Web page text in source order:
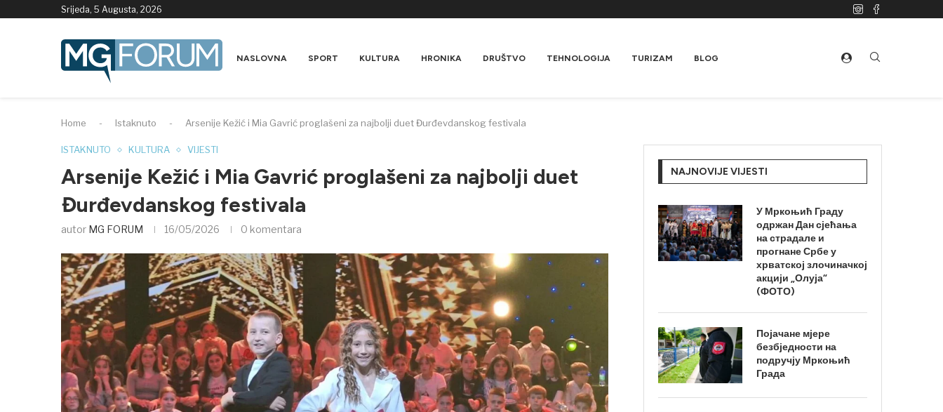
Srijeda, 5 Augusta, 2026
NASLOVNA SPORT KULTURA HRONIKA DRUŠTVO TEHNOLOGIJA TURIZAM BLOG
Home - Istaknuto - Arsenije Kežić i Mia Gavrić proglašeni za najbolji duet Đurđevdanskog festivala
ISTAKNUTO KULTURA VIJESTI
Arsenije Kežić i Mia Gavrić proglašeni za najbolji duet
Đurđevdanskog festivala
autor MG FORUM 16/05/2026 0 komentara
NAJNOVIJE VIJESTI
У Мркоњић Граду
одржан Дан сјећања
на страдале и
прогнане Србе у
хрватској злочиначкој
акцији „Олуја“
(ФОТО)
Појачане мјере
безбједности на
подручју Мркоњић
Града